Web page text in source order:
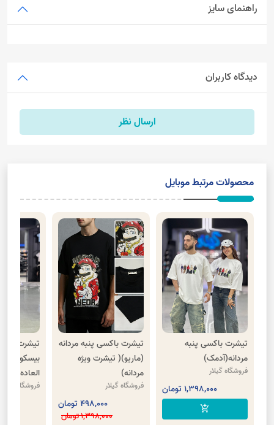
راهنمای سایز
دیدگاه کاربران
ارسال نظر
محصولات مرتبط موبایل
تیشرت باکسی پنبه
مردانه(آدمک)
فروشگاه گیلار
1,398,000 تومان
add_shopping_cart
تیشرت باکسی پنبه مردانه
(ماریو)( تیشرت ویژه
مردانه)
فروشگاه گیلار
498,000 تومان
1,398,000 تومان
تیشرت یقه
العاده)
فروشگاه گیلار